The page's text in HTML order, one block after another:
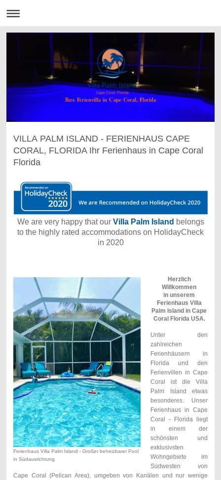
Ihre Ferienvilla in Cape Coral, Florida
VILLA PALM ISLAND - FERIENHAUS CAPE
CORAL, FLORIDA Ihr Ferienhaus in Cape Coral
Florida
We are very happy that our Villa Palm Island belongs
to the highly rated accommodations on HolidayCheck
in 2020
Ferienhaus Villa Palm Island - Großer beheizbarer Pool
in Südausrichtung
Herzlich
Willkommen
in unserem
Ferienhaus Villa
Palm Island in Cape
Coral Florida USA.
Unter den
zahlreichen
Ferienhäusern in
Florida und den
Ferienvillen in Cape
Coral ist die Villa
Palm Island etwas
besonderes. Unser
Ferienhaus in Cape
Coral - Florida liegt
in einem der
schönsten und
exklusivsten
Wohngebiete im
Südwesten von
Cape Coral (Pelican Area), umgeben von Kanälen und nur wenige